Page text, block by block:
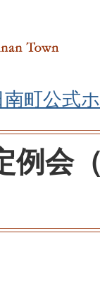
南町公式
例会